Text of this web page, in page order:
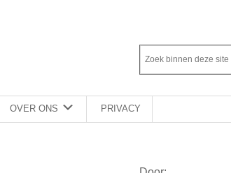
Rechts
Z
o
e
k
Z
o
k
b
OVER ONS PRIVACY